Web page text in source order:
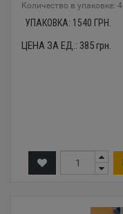
Количество в упаковке: 4
УПАКОВКА: 1540 ГРН.
ЦЕНА ЗА ЕД.: 385грн.